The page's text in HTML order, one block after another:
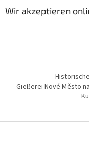
Wir akzeptieren
Gießerei Nové Město